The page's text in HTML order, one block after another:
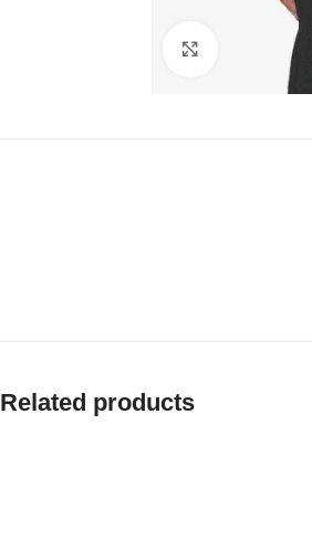
Click to enlarge
Related products